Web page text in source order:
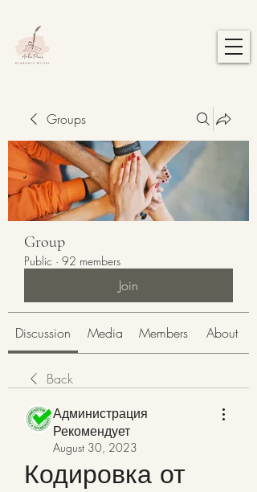
Groups
Group
Public · 92 members
Join
Discussion Media Members About
Back
Администрация
Рекомендует
August 30, 2023
Кодировка от